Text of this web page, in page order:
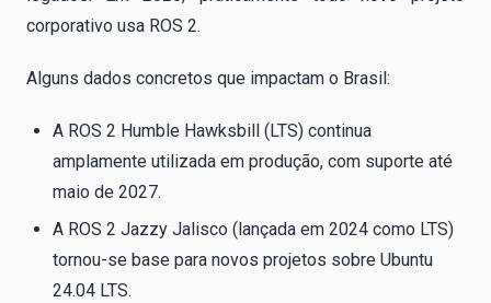
corporativo usa ROS 2.
Alguns dados concretos que impactam o Brasil:
A ROS 2 Humble Hawksbill (LTS) continua
amplamente utilizada em produção, com suporte até
maio de 2027.
A ROS 2 Jazzy Jalisco (lançada em 2024 como LTS)
tornou-se base para novos projetos sobre Ubuntu
24.04 LTS.